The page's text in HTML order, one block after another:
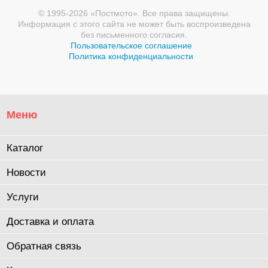
© 1995-2026 «Постмото». Все права защищены.
Информация с этого сайта не может быть воспроизведена
без письменного согласия.
Пользовательское соглашение
Политика конфиденциальности
Меню
Каталог
Новости
Услуги
Доставка и оплата
Обратная связь